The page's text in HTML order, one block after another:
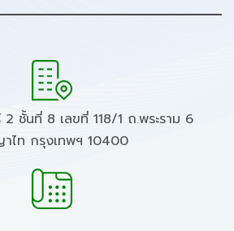
2 ชั้นที่ 8 เลขที่ 118/1 ถ.พระราม 6
ไท กรุงเทพฯ 10400